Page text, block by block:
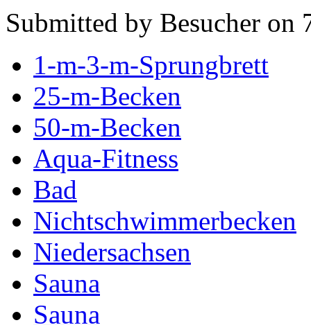
Submitted by Besucher on
1-m-3-m-Sprungbrett
25-m-Becken
50-m-Becken
Aqua-Fitness
Bad
Nichtschwimmerbecken
Niedersachsen
Sauna
Sauna